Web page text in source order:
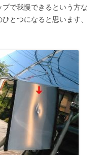
で我慢できるという方な
とつになると思います、